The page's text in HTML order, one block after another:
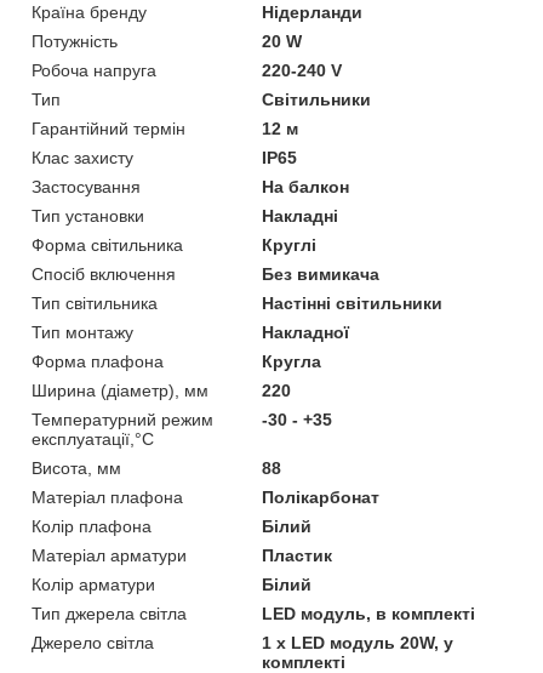
Країна бренду
Нідерланди
Потужність
20 W
Робоча напруга
220-240 V
Тип
Світильники
Гарантійний термін
12 м
Клас захисту
IP65
Застосування
На балкон
Тип установки
Накладні
Форма світильника
Круглі
Спосіб включення
Без вимикача
Тип світильника
Настінні світильники
Тип монтажу
Накладної
Форма плафона
Кругла
Ширина (діаметр), мм
220
Температурний режим
експлуатації,°С
-30 - +35
Висота, мм
88
Матеріал плафона
Полікарбонат
Колір плафона
Білий
Матеріал арматури
Пластик
Колір арматури
Білий
Тип джерела світла
LED модуль, в комплекті
Джерело світла
1 х LED модуль 20W, у
комплекті